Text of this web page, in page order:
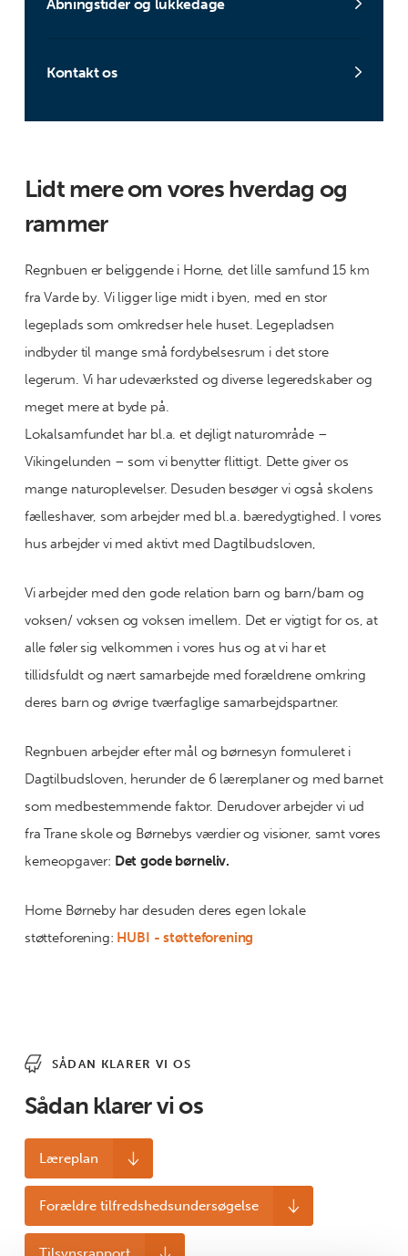
Åbningstider og lukkedage
Kontakt os
Lidt mere om vores hverdag og
rammer
Regnbuen er beliggende i Horne, det lille samfund 15 km
fra Varde by. Vi ligger lige midt i byen, med en stor
legeplads som omkredser hele huset. Legepladsen
indbyder til mange små fordybelsesrum i det store
legerum. Vi har udeværksted og diverse legeredskaber og
meget mere at byde på.
Lokalsamfundet har bl.a. et dejligt naturområde –
Vikingelunden – som vi benytter flittigt. Dette giver os
mange naturoplevelser. Desuden besøger vi også skolens
fælleshaver, som arbejder med bl.a. bæredygtighed. I vores
hus arbejder vi med aktivt med Dagtilbudsloven,
Vi arbejder med den gode relation barn og barn/barn og
voksen/ voksen og voksen imellem. Det er vigtigt for os, at
alle føler sig velkommen i vores hus og at vi har et
tillidsfuldt og nært samarbejde med forældrene omkring
deres barn og øvrige tværfaglige samarbejdspartner.
Regnbuen arbejder efter mål og børnesyn formuleret i
Dagtilbudsloven, herunder de 6 lærerplaner og med barnet
som medbestemmende faktor. Derudover arbejder vi ud
fra Trane skole og Børnebys værdier og visioner, samt vores
kerneopgaver: Det gode børneliv.
Horne Børneby har desuden deres egen lokale
støtteforening: HUBI - støtteforening
SÅDAN KLARER VI OS
Sådan klarer vi os
Læreplan
Forældre tilfredshedsundersøgelse